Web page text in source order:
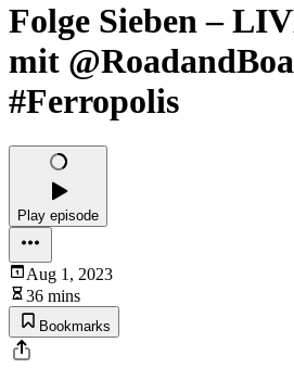
Folge Sieben –
mit
#Ferropolis
Play episode
Aug 1, 2023
36 mins
Bookmarks